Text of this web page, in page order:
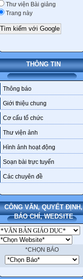
Thư viện Bài giảng
Trang này
THÔNG TIN
Thông báo
Giới thiệu chung
Cơ cấu tổ chức
Thư viện ảnh
Hình ảnh hoạt động
Soạn bài trực tuyến
Các chuyên đề
CÔNG VĂN, QUYẾT ĐỊNH,
BÁO CHÍ, WEDSITE
*CHỌN BÁO